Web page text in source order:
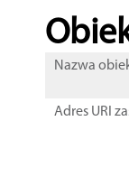
Nazwa
Adres URI